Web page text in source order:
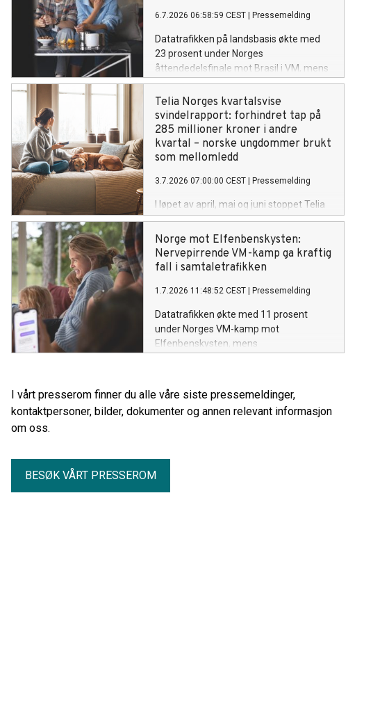
hele 70 prosent. Økningen var spesielt
stor i Oslo sentrum.
6.7.2026 06:58:59 CEST Pressemelding
Datatrafikken på landsbasis økte med
23 prosent under Norges
åttendedelsfinale mot Brasil i VM, mens
SMS økte med 24 prosent. På
Slottsplassen sørget folkemengden
som feiret seieren for en økning i
databruk på 10 000 prosent.
Telia Norges kvartalsvise
svindelrapport: forhindret tap på
285 millioner kroner i andre
kvartal – norske ungdommer brukt
som mellomledd
3.7.2026 07:00:00 CEST Pressemelding
I løpet av april, mai og juni stoppet Telia
over ni millioner svindelforsøk fra å nå
norske mobilkunder. Det tilsvarer et
forhindret tap på rundt 285 millioner
kroner.
Norge mot Elfenbenskysten:
Nervepirrende VM-kamp ga kraftig
fall i samtaletrafikken
1.7.2026 11:48:52 CEST Pressemelding
Datatrafikken økte med 11 prosent
under Norges VM-kamp mot
Elfenbenskysten, mens
I vårt presserom finner du alle våre siste pressemeldinger,
kontaktpersoner, bilder, dokumenter og annen relevant informasjon
om oss.
BESØK VÅRT PRESSEROM